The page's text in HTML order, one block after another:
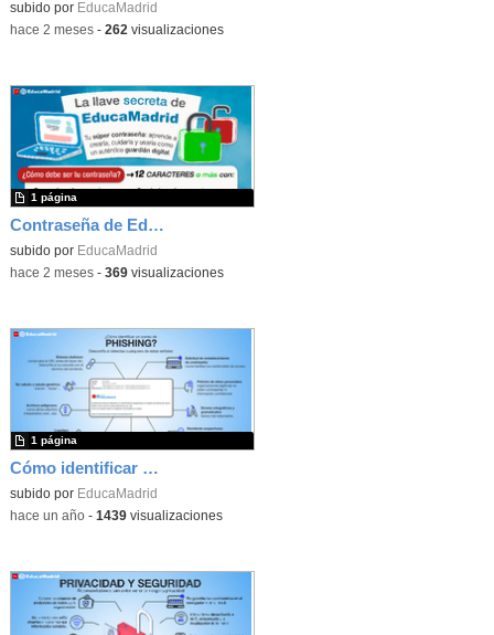
subido por EducaMadrid
-hace 2 meses- 262 visualizaciones
Contraseña de EducaMadrid: consejos de uso responsable
subido por EducaMadrid
1 página
-hace 2 meses- 369visualizaciones
Cómo identificar un correo de phishing
subido por EducaMadrid
1 página
-hace un año- 1439visualizaciones